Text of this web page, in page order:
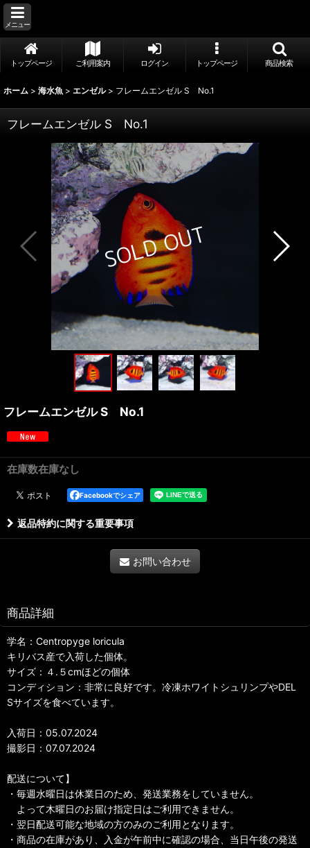
メニュー
トップページ ご利用案内 ログイン トップページ 商品検索
ホーム > 海水魚 > エンゼル > フレームエンゼル S No.1
フレームエンゼル S No.1
フレームエンゼル S No.1
在庫数在庫なし
Facebookでシェア
返品特約に関する重要事項
お問い合わせ
商品詳細
学名：Centropyge loricula
キリバス産で入荷した個体。
サイズ：４.５cmほどの個体
コンディション：非常に良好です。冷凍ホワイトシュリンプやDEL
Sサイズを食べています。
入荷日：05.07.2024
撮影日：07.07.2024
配送について】
・毎週水曜日は休業日のため、発送業務をしていません。
よって木曜日のお届け指定日はご利用できません。
・翌日配送可能な地域の方のみのご利用となります。
・商品の在庫があり、入金が午前中に確認の場合、当日午後の発送